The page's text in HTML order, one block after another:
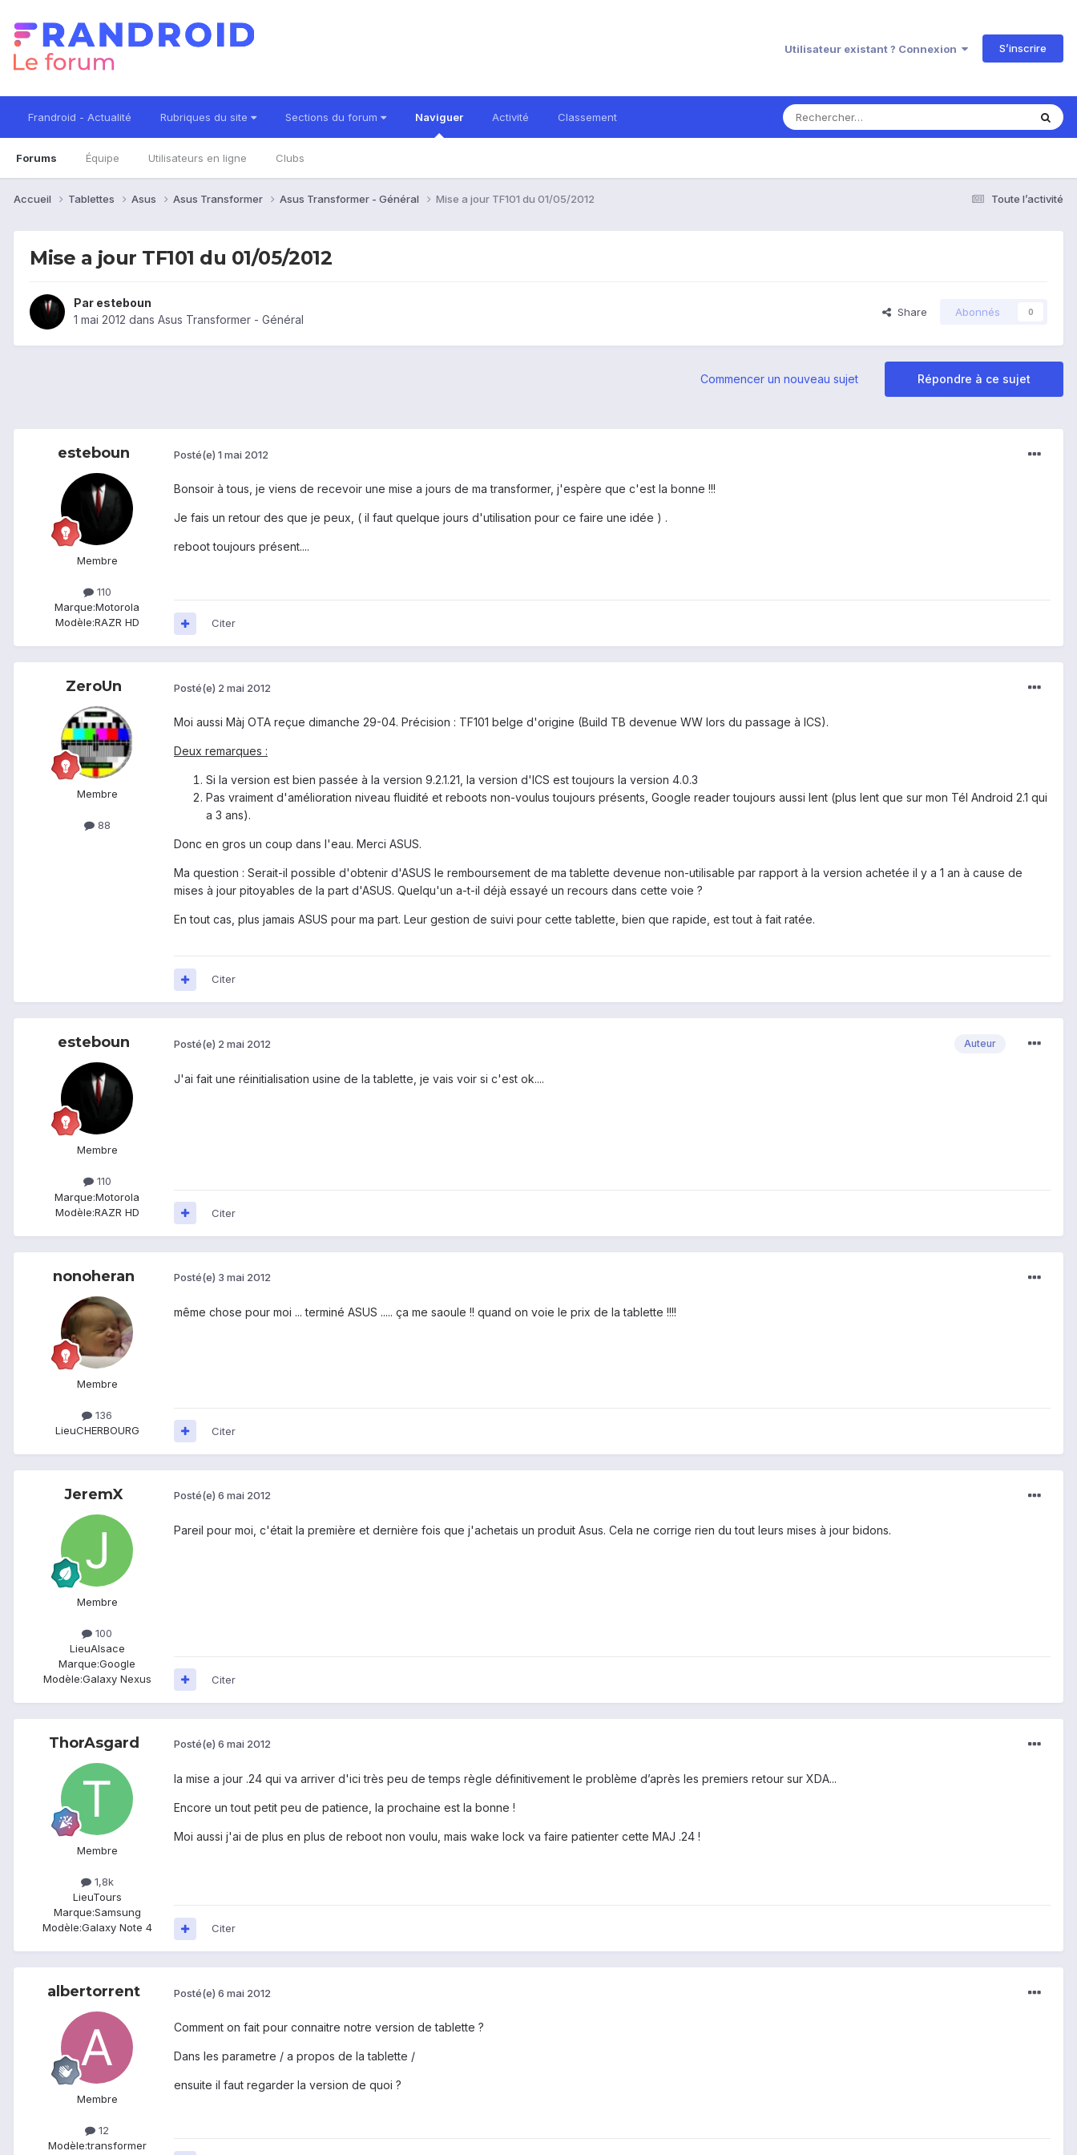
Utilisateur existant ? Connexion S’inscrire
Frandroid - Actualité Rubriques du site Sections du forum Naviguer
Forums Équipe Utilisateurs en ligne Clubs
Activité Classement
Toute l’activité
Accueil Tablettes Asus Asus Transformer Asus Transformer - Général Mise a jour TF101 du 01/05/2012
Mise a jour TF101 du 01/05/2012
Par esteboun
1 mai 2012 dans Asus Transformer - Général
Share Abonnés 0
Répondre à ce sujet
Commencer un nouveau sujet
esteboun
Membre
110
Marque:Motorola
Modèle:RAZR HD
Posté(e) 1 mai 2012
Bonsoir à tous, je viens de recevoir une mise a jours de ma transformer, j'espère que c'est la bonne !!!
Je fais un retour des que je peux, ( il faut quelque jours d'utilisation pour ce faire une idée ) .
reboot toujours présent....
Citer
ZeroUn
Membre
88
Posté(e) 2 mai 2012
Moi aussi Màj OTA reçue dimanche 29-04. Précision : TF101 belge d'origine (Build TB devenue WW lors du passage à ICS).
Deux remarques :
Si la version est bien passée à la version 9.2.1.21, la version d'ICS est toujours la version 4.0.3
Pas vraiment d'amélioration niveau fluidité et reboots non-voulus toujours présents, Google reader toujours aussi lent (plus lent que sur mon Tél Android 2.1 qui
a 3 ans).
Donc en gros un coup dans l'eau. Merci ASUS.
Ma question : Serait-il possible d'obtenir d'ASUS le remboursement de ma tablette devenue non-utilisable par rapport à la version achetée il y a 1 an à cause de
mises à jour pitoyables de la part d'ASUS. Quelqu'un a-t-il déjà essayé un recours dans cette voie ?
En tout cas, plus jamais ASUS pour ma part. Leur gestion de suivi pour cette tablette, bien que rapide, est tout à fait ratée.
Citer
esteboun
Membre
110
Marque:Motorola
Modèle:RAZR HD
Auteur
Posté(e) 2 mai 2012
J'ai fait une réinitialisation usine de la tablette, je vais voir si c'est ok....
Citer
nonoheran
Membre
136
LieuCHERBOURG
Posté(e) 3 mai 2012
même chose pour moi ... terminé ASUS ..... ça me saoule !! quand on voie le prix de la tablette !!!!
Citer
JeremX
Membre
100
LieuAlsace
Marque:Google
Modèle:Galaxy Nexus
Posté(e) 6 mai 2012
Pareil pour moi, c'était la première et dernière fois que j'achetais un produit Asus. Cela ne corrige rien du tout leurs mises à jour bidons.
Citer
ThorAsgard
Membre
1,8k
LieuTours
Marque:Samsung
Modèle:Galaxy Note 4
Posté(e) 6 mai 2012
la mise a jour .24 qui va arriver d'ici très peu de temps règle définitivement le problème d’après les premiers retour sur XDA...
Encore un tout petit peu de patience, la prochaine est la bonne !
Moi aussi j'ai de plus en plus de reboot non voulu, mais wake lock va faire patienter cette MAJ .24 !
Citer
albertorrent
Membre
12
Modèle:transformer
Posté(e) 6 mai 2012
Comment on fait pour connaitre notre version de tablette ?
Dans les parametre / a propos de la tablette /
ensuite il faut regarder la version de quoi ?